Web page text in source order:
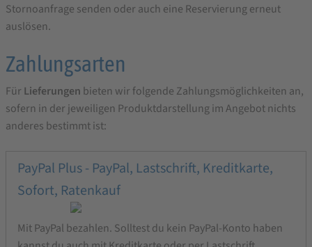
Stornoanfrage senden oder auch eine Reservierung erneut
auslösen.
Zahlungsarten
Für Lieferungen bieten wir folgende Zahlungsmöglichkeiten an,
sofern in der jeweiligen Produktdarstellung im Angebot nichts
anderes bestimmt ist:
PayPal Plus - PayPal, Lastschrift, Kreditkarte,
Sofort, Ratenkauf
Mit PayPal bezahlen. Solltest du kein PayPal-Konto haben